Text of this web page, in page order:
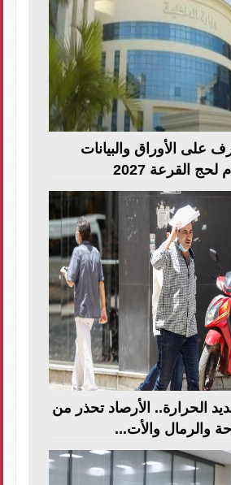
على الأوراق والبيانات
القرعة 2027
الحرارة.. الأرصاد تحذر من
والرمال والأت...